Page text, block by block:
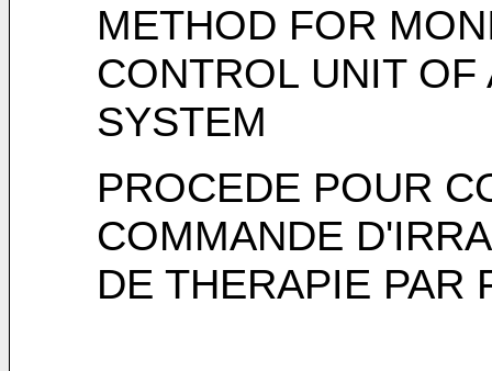
METHOD FOR
CONTROL UNIT
SYSTEM
PROCEDE POUR
COMMANDE
DE THERAPIE PAR